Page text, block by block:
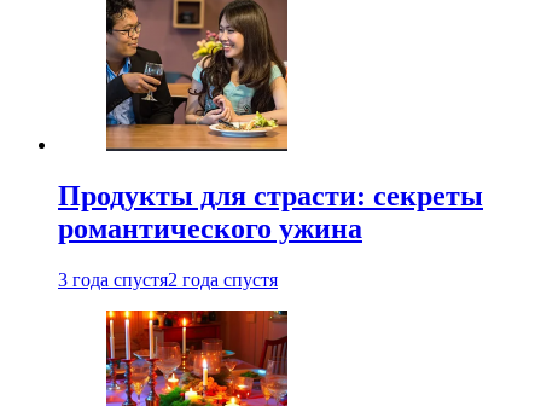
Продукты для страсти: секреты
романтического ужина
3 года спустя2 года спустя